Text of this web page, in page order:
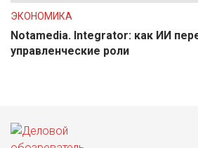
ЭКОНОМИКА
Notamedia. Integrator: как ИИ
управленческие роли